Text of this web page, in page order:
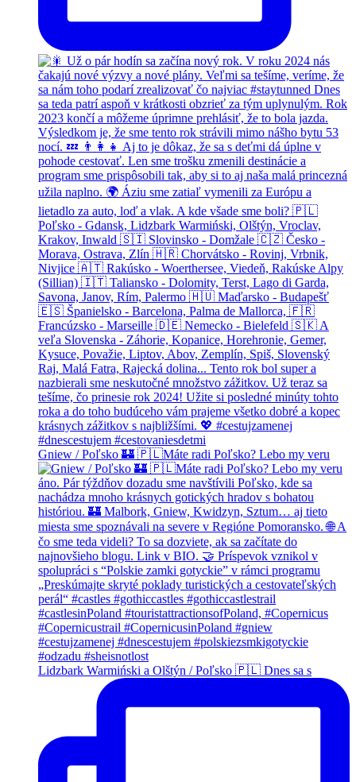
Gniew / Poľsko 🏰 🇵🇱Máte radi Poľsko? Lebo my veru
Lidzbark Warmiński a Olštýn / Poľsko 🇵🇱 Dnes sa s